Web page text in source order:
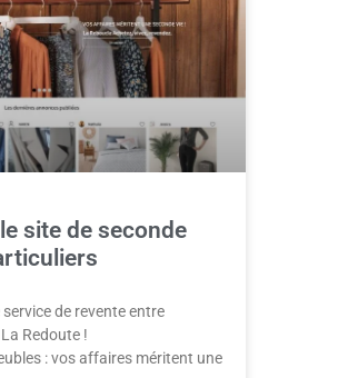
site de seconde
service de revente entre
Redoute !
: vos affaires méritent une